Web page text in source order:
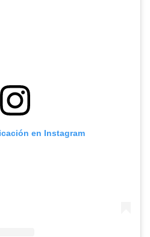
en Instagram